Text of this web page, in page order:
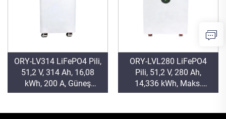
ORY-LV314 LiFePO4 Pili,
51,2 V, 314 Ah, 16,08
kWh, 200 A, Güneş
Enerjisi/PV Sistemleri
ORY-LVL280 LiFePO4
Pili, 51,2 V, 280 Ah,
14,336 kWh, Maks.
Şarj/Deşarj Akımı 200 A,